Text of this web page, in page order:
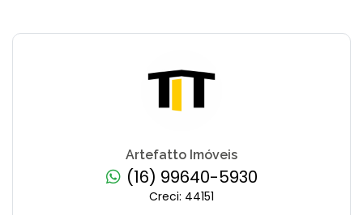
Artefatto Imóveis
(16) 99640-5930
Creci: 44151